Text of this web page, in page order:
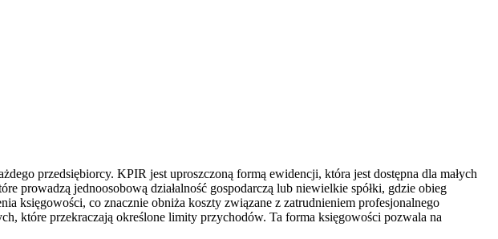
przedsiębiorcy. KPIR jest uproszczoną formą ewidencji, która jest dostępna dla małych
prowadzą jednoosobową działalność gospodarczą lub niewielkie spółki, gdzie obieg
księgowości, co znacznie obniża koszty związane z zatrudnieniem profesjonalnego
które przekraczają określone limity przychodów. Ta forma księgowości pozwala na